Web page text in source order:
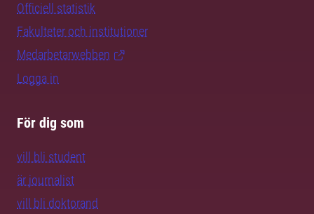
Officiell statistik
Fakulteter och institutioner
Medarbetarwebben
Logga in
För dig som
vill bli student
är journalist
vill bli doktorand